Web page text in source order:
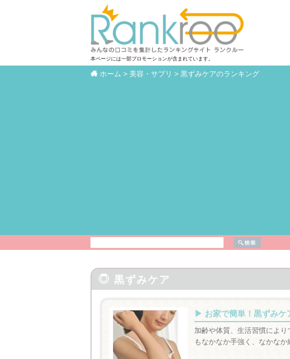
本ページには一部プロモーションが含まれています。
 ホーム > 美容・サプリ > 黒ずみケアのランキング
 黒ずみケア
お家で簡単！黒ずみケ
加齢や体質、生活習慣によ
もなかなか手強く、なかなか